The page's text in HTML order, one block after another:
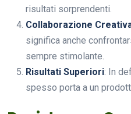
risultati sorprendenti.
Collaborazione
significa anche
sempre stimolante.
Risultati Superiori: In
spesso porta a un